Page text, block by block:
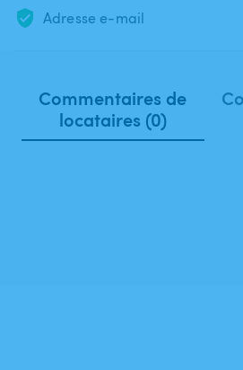
Adresse e-mail
Commentaires de
locataires (0)